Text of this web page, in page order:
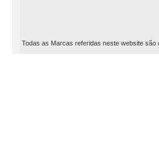
Todas as Marcas referidas neste website